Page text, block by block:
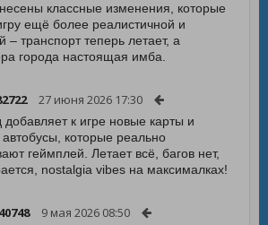
классные изменения, которые
ещё более реалистичной и
– транспорт теперь летает, а
города настоящая имба.
27 июня 2026 17:30
добавляет к игре новые карты и
которые реально
геймплей. Летает всё, багов нет,
nostalgia vibes на максималках!
9 мая 2026 08:50